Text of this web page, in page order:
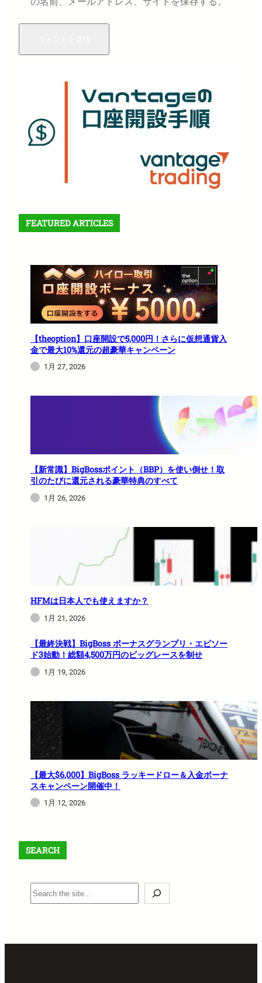
FEATURED ARTICLES
【theoption】口座開設で5,000円！さらに仮想通貨入
金で最大10%還元の超豪華キャンペーン
1月 27, 2026
【新常識】BigBossポイント（BBP）を使い倒せ！取
引のたびに還元される豪華特典のすべて
1月 26, 2026
HFMは日本人でも使えますか？
1月 21, 2026
【最終決戦】BigBoss ボーナスグランプリ・エピソー
ド3始動！総額4,500万円のビッグレースを制せ
1月 19, 2026
【最大$6,000】BigBoss ラッキードロー＆入金ボーナ
スキャンペーン開催中！
1月 12, 2026
SEARCH
S
e
c